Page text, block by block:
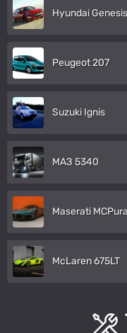
Hyundai
Peugeot 207
Suzuki Ignis
МАЗ 5340
Maserati
McLaren 675LT